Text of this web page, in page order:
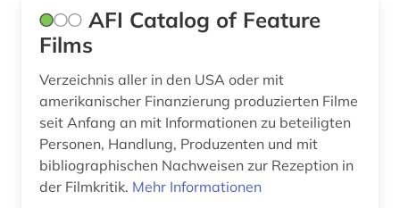
feuilleton (1)
fid (1)
fid adlr.link für die medien-, kommunikations-
und filmwissenschaft (1)
fid afrikastudien (1)
AFI Catalog of Feature
Films
Verzeichnis aller in den USA oder mit
amerikanischer Finanzierung produzierten Filme
seit Anfang an mit Informationen zu beteiligten
Personen, Handlung, Produzenten und mit
bibliographischen Nachweisen zur Rezeption in
der Filmkritik. Mehr Informationen